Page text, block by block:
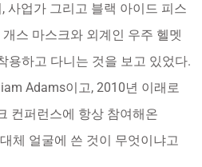
사업가 그리고 블랙 아이드 피스
스 마스크와 외계인 우주 헬멧
용하고 다니는 것을 보고 있었다.
Adams이고, 2010년 이래로
컨퍼런스에 항상 참여해온
체 얼굴에 쓴 것이 무엇이냐고